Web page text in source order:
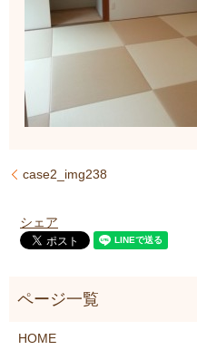
case2_img238
シェア
HOME